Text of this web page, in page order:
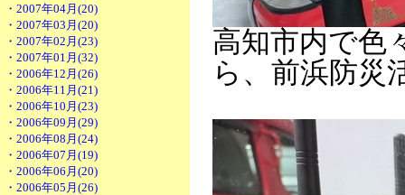
・2007年04月(20)
・2007年03月(20)
・2007年02月(23)
・2007年01月(32)
・2006年12月(26)
・2006年11月(21)
・2006年10月(23)
・2006年09月(29)
・2006年08月(24)
・2006年07月(19)
・2006年06月(20)
・2006年05月(26)
高知市内で色
ら、前浜防災